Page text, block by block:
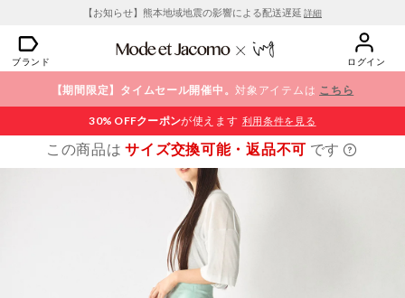
【お知らせ】熊本地域地震の影響による配送遅延 詳細
ブランド ログイン
【期間限定】タイムセール開催中。対象アイテムは こちら
30% OFFクーポンが使えます 利用条件を見る
この商品はサイズ交換可能・返品不可 です